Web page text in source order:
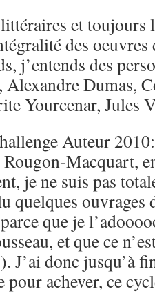
littéraires et
des oeuvres
j’entends des
Dumas,
Yourcenar, Jules
Auteur
Macquart,
je ne suis pas
quelques ouvrages
que je
et que ce
J’ai donc jusqu’à
pour achever, ce